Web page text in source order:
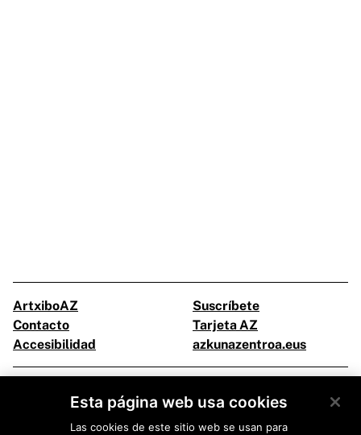
ArtxiboAZ
Suscríbete
Contacto
Tarjeta AZ
Accesibilidad
azkunazentroa.eus
Instagram
Youtube
Ivoox
Esta página web usa cookies
Las cookies de este sitio web se usan para